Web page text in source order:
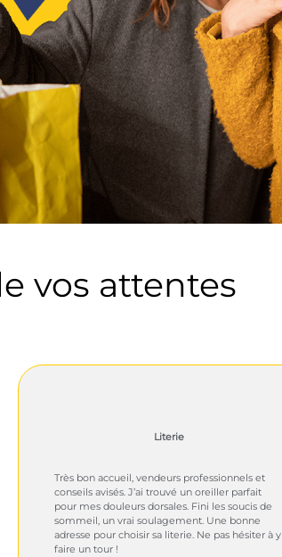
vos attentes
Literie
Très bon accueil, vendeurs professionnels et
conseils avisés. J’ai trouvé un oreiller parfait
pour mes douleurs dorsales. Fini les soucis de
sommeil, un vrai soulagement. Une bonne
adresse pour choisir sa literie. Ne pas hésiter à y
faire un tour !